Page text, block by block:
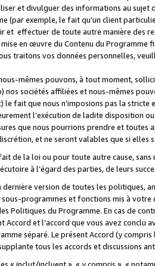
et divulguer des informations au
(par exemple, le fait qu’un client
et effectuer de toute autre manière des
en œuvre du Contenu du Programme
traitons vos données personnelles,
mêmes pouvons, à tout moment,
sociétés affiliées et nous-mêmes
fait que nous n’imposions pas la
l’exécution de ladite disposition
que nous pourrions prendre et
et ne seront valables que si
de la loi ou pour toute autre cause,
à l’égard des parties, de leurs
version de toutes les politiques,
programmes et fonctions mis à
Politiques du Programme. En cas de
et l’accord que vous avez conclu
séparé. Le présent Accord (y
tous les accords et discussions